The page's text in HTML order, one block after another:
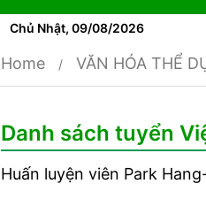
Chủ Nhật, 09/08/2026
Home VĂN HÓA THỂ
Danh sách tuyển
Huấn luyện viên Park